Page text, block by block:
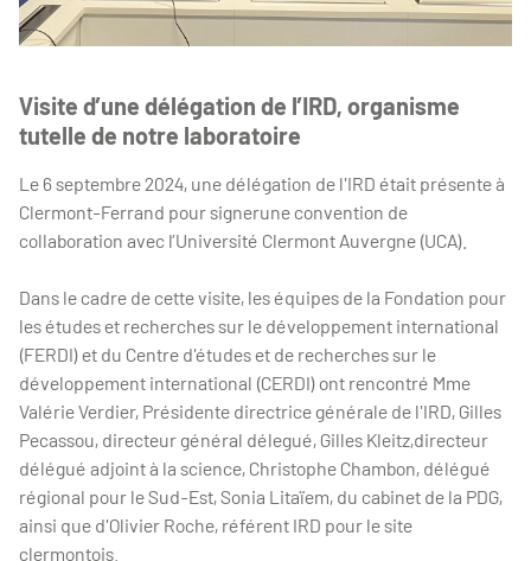
Visite d’une délégation de l’IRD, organisme
tutelle de notre laboratoire
Le 6 septembre 2024, une délégation de l'IRD était présente à
Clermont-Ferrand pour signerune convention de
collaboration avec l’Université Clermont Auvergne (UCA).
Dans le cadre de cette visite, les équipes de la Fondation pour
les études et recherches sur le développement international
(FERDI) et du Centre d'études et de recherches sur le
développement international (CERDI) ont rencontré Mme
Valérie Verdier, Présidente directrice générale de l'IRD, Gilles
Pecassou, directeur général délegué, Gilles Kleitz,directeur
délégué adjoint à la science, Christophe Chambon, délégué
régional pour le Sud-Est, Sonia Litaïem, du cabinet de la PDG,
ainsi que d'Olivier Roche, référent IRD pour le site
clermontois.